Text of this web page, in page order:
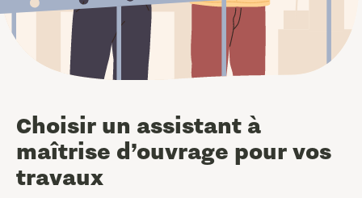
Choisir un assistant à
maîtrise d’ouvrage pour vos
travaux